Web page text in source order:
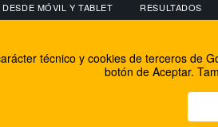
MÓVIL Y TABLET RESULTADOS
El equipo de FútbolBalear
Soluciones Corporativas IP
técnico y cookies de terceros de
botón de Aceptar.